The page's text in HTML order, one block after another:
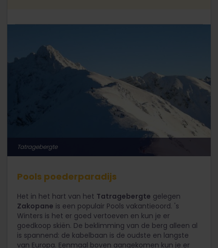
Tatragebergte
Pools poederparadijs
Het in het hart van het Tatragebergte gelegen
Zakopane is een populair Pools vakantieoord. 's
Winters is het er goed vertoeven en kun je er
goedkoop skiën. De beklimming van de berg alleen al
is spannend: de kabelbaan is de oudste en langste
van Europa. Eenmaal boven aangekomen kun je er